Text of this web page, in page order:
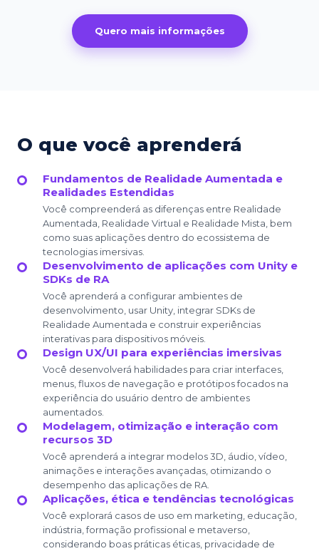
Quero mais informações
O que você aprenderá
Fundamentos de Realidade Aumentada e
Realidades Estendidas
Você compreenderá as diferenças entre Realidade
Aumentada, Realidade Virtual e Realidade Mista, bem
como suas aplicações dentro do ecossistema de
tecnologias imersivas.
Desenvolvimento de aplicações com Unity e
SDKs de RA
Você aprenderá a configurar ambientes de
desenvolvimento, usar Unity, integrar SDKs de
Realidade Aumentada e construir experiências
interativas para dispositivos móveis.
Design UX/UI para experiências imersivas
Você desenvolverá habilidades para criar interfaces,
menus, fluxos de navegação e protótipos focados na
experiência do usuário dentro de ambientes
aumentados.
Modelagem, otimização e interação com
recursos 3D
Você aprenderá a integrar modelos 3D, áudio, vídeo,
animações e interações avançadas, otimizando o
desempenho das aplicações de RA.
Aplicações, ética e tendências tecnológicas
Você explorará casos de uso em marketing, educação,
indústria, formação profissional e metaverso,
considerando boas práticas éticas, privacidade de